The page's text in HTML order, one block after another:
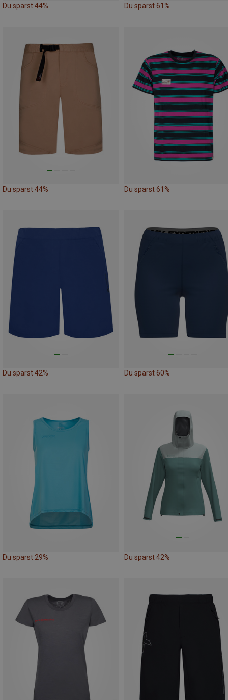
Du sparst 44% Du sparst 61%
Du sparst 44% Du sparst 61%
Du sparst 42% Du sparst 60%
Du sparst 29% Du sparst 42%